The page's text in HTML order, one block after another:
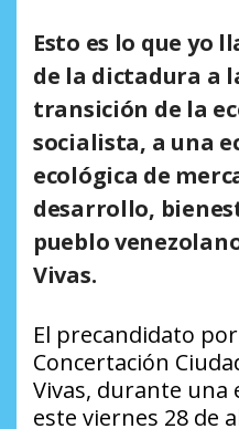
Esto es lo que yo
de la dictadura a
transición de la
socialista, a una
ecológica de
desarrollo,
pueblo
Vivas.
El precandidato
Concertación
Vivas, durante una
este viernes 28 de